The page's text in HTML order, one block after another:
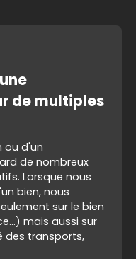
de multiples
ou d'un
de nombreux
Lorsque nous
bien, nous
sur le bien
mais aussi sur
des transports,